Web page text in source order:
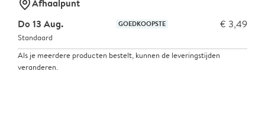
marker-pinAfhaalpunt
Do 13 Aug.
GOEDKOOPSTE € 3,49
Standaard
Als je meerdere producten bestelt, kunnen de leveringstijden
veranderen.